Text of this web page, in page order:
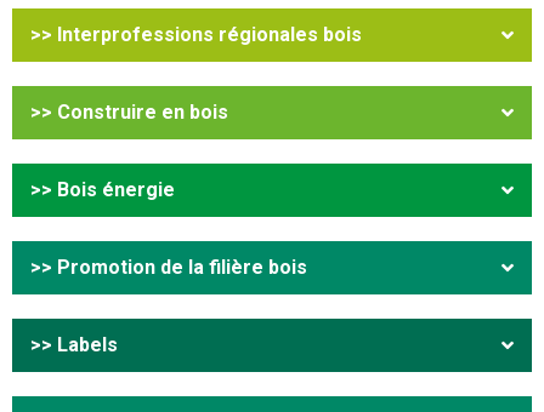
>> Interprofessions régionales bois
>> Construire en bois
>> Bois énergie
>> Promotion de la filière bois
>> Labels